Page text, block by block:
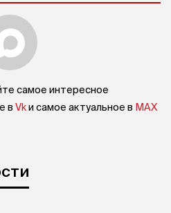
самое интересное
в Vkи самое актуальное в MAX